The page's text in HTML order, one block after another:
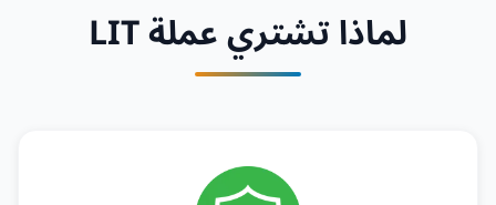
لماذا تشتري عملة LIT